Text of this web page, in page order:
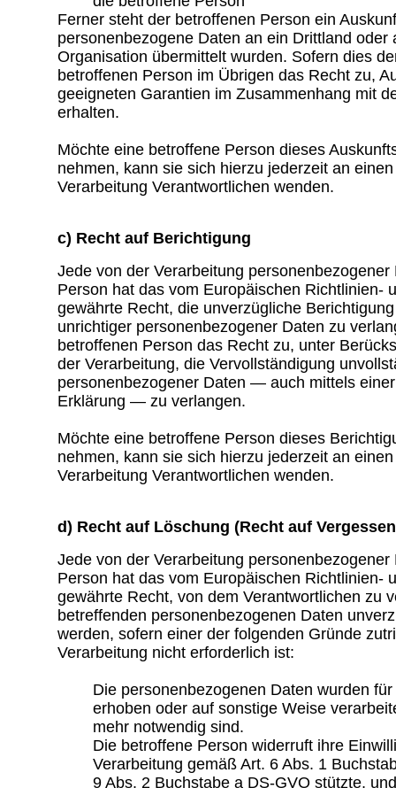
Ferner steht der betroffenen Person ein
personenbezogene Daten an ein Drittland oder
Organisation übermittelt wurden. Sofern dies
betroffenen Person im Übrigen das Recht zu,
geeigneten Garantien im Zusammenhang mit
erhalten.
Möchte eine betroffene Person dieses
nehmen, kann sie sich hierzu jederzeit an
Verarbeitung Verantwortlichen wenden.
c) Recht auf Berichtigung
Jede von der Verarbeitung personenbezogener
Person hat das vom Europäischen Richtlinien-
gewährte Recht, die unverzügliche
unrichtiger personenbezogener Daten zu
betroffenen Person das Recht zu, unter
der Verarbeitung, die Vervollständigung
personenbezogener Daten — auch mittels
Erklärung — zu verlangen.
Möchte eine betroffene Person dieses
nehmen, kann sie sich hierzu jederzeit an
Verarbeitung Verantwortlichen wenden.
d) Recht auf Löschung (Recht auf
Jede von der Verarbeitung personenbezogener
Person hat das vom Europäischen Richtlinien-
gewährte Recht, von dem Verantwortlichen zu
betreffenden personenbezogenen Daten
werden, sofern einer der folgenden Gründe
Verarbeitung nicht erforderlich ist:
Die personenbezogenen Daten wurden
erhoben oder auf sonstige Weise
mehr notwendig sind.
Die betroffene Person widerruft ihre
Verarbeitung gemäß Art. 6 Abs. 1
9 Abs. 2 Buchstabe a DS-GVO stützte,